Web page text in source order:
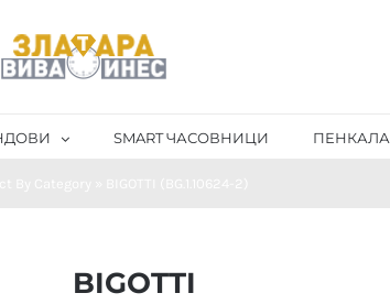
SMART ЧАСОВНИЦИ ПЕНКАЛА
BIGOTTI